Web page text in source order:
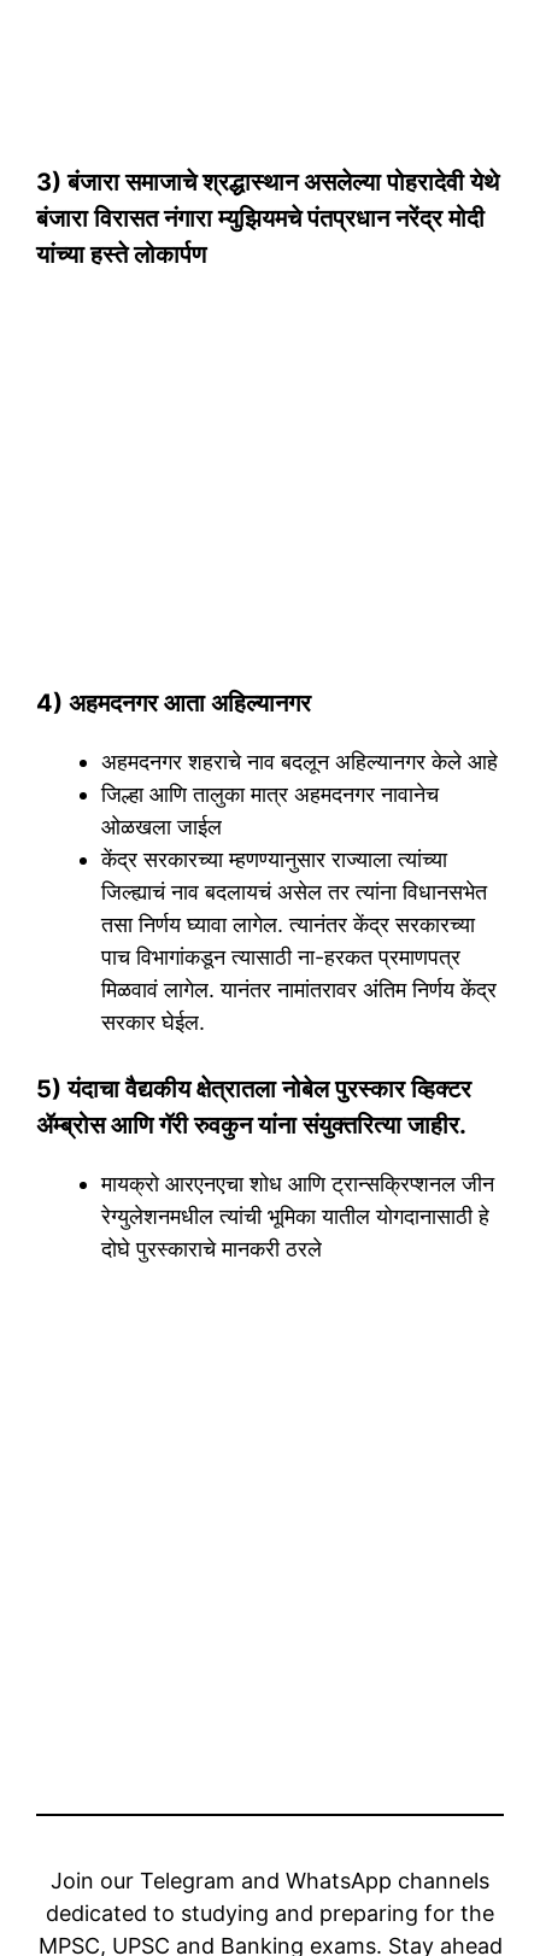
3) बंजारा समाजाचे श्रद्धास्थान असलेल्या पोहरादेवी येथे
बंजारा विरासत नंगारा म्युझियमचे पंतप्रधान नरेंद्र मोदी
यांच्या हस्ते लोकार्पण
4) अहमदनगर आता अहिल्यानगर
अहमदनगर शहराचे नाव बदलून अहिल्यानगर केले आहे
जिल्हा आणि तालुका मात्र अहमदनगर नावानेच
ओळखला जाईल
केंद्र सरकारच्या म्हणण्यानुसार राज्याला त्यांच्या
जिल्ह्याचं नाव बदलायचं असेल तर त्यांना विधानसभेत
तसा निर्णय घ्यावा लागेल. त्यानंतर केंद्र सरकारच्या
पाच विभागांकडून त्यासाठी ना-हरकत प्रमाणपत्र
मिळवावं लागेल. यानंतर नामांतरावर अंतिम निर्णय केंद्र
सरकार घेईल.
5) यंदाचा वैद्यकीय क्षेत्रातला नोबेल पुरस्कार व्हिक्टर
ॲम्ब्रोस आणि गॅरी रुवकुन यांना संयुक्तरित्या जाहीर.
मायक्रो आरएनएचा शोध आणि ट्रान्सक्रिप्शनल जीन
रेग्युलेशनमधील त्यांची भूमिका यातील योगदानासाठी हे
दोघे पुरस्काराचे मानकरी ठरले
Join our Telegram and WhatsApp channels
dedicated to studying and preparing for the
MPSC, UPSC and Banking exams. Stay ahead